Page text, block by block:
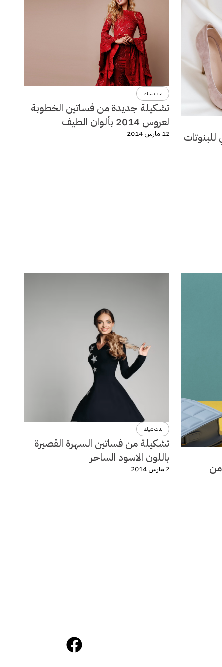
بنات شيك
تشكيلة جديدة من فساتين الخطوبة
لعروس 2014 بألوان الطيف
12 مارس 2014
وصيف 2014 من
بنات شيك
تشكيلة من فساتين السهرة القصيرة
باللون الاسود الساحر
2 مارس 2014